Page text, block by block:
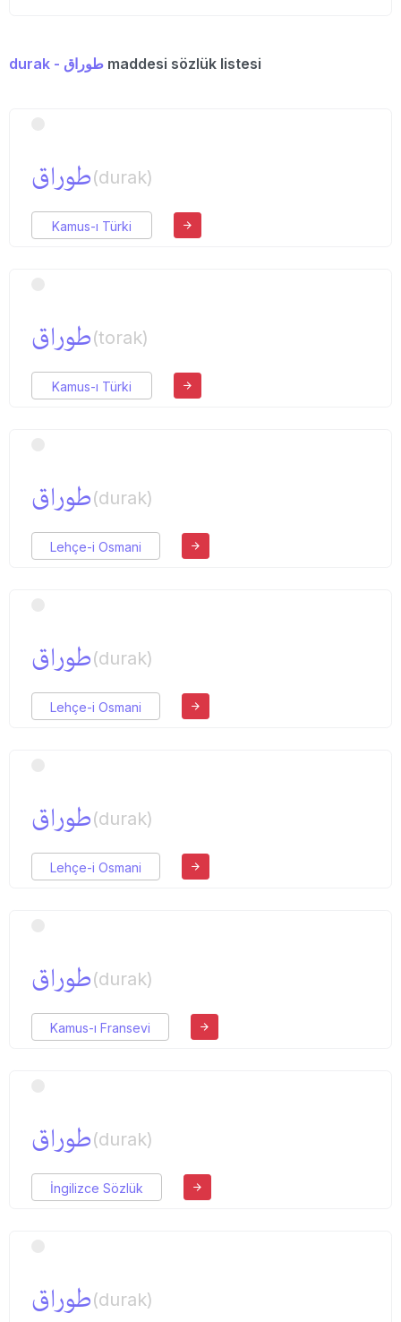
durak - طوراق maddesi sözlük listesi
طوراق(durak)
Kamus-ı Türki
طوراق(torak)
Kamus-ı Türki
طوراق(durak)
Lehçe-i Osmani
طوراق(durak)
Lehçe-i Osmani
طوراق(durak)
Lehçe-i Osmani
طوراق(durak)
Kamus-ı Fransevi
طوراق(durak)
İngilizce Sözlük
طوراق(durak)